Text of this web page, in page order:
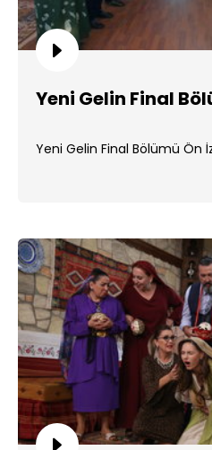
Yeni Gelin Final
Yeni Gelin Final Bölümü Ön